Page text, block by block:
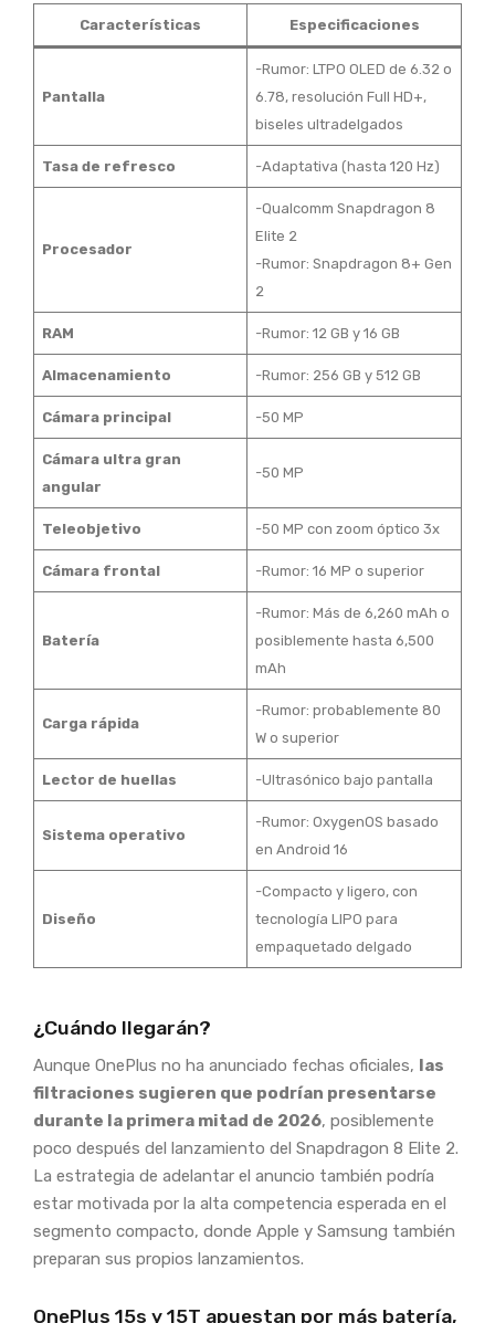
Características Especificaciones
Pantalla
-Rumor: LTPO OLED de 6.32 o
6.78, resolución Full HD+,
biseles ultradelgados
Tasa de refresco -Adaptativa (hasta 120 Hz)
Procesador
-Qualcomm Snapdragon 8
Elite 2
-Rumor: Snapdragon 8+ Gen
2
RAM -Rumor: 12 GB y 16 GB
Almacenamiento -Rumor: 256 GB y 512 GB
Cámara principal -50 MP
Cámara ultra gran
angular
-50 MP
Teleobjetivo -50 MP con zoom óptico 3x
Cámara frontal -Rumor: 16 MP o superior
Batería
-Rumor: Más de 6,260 mAh o
posiblemente hasta 6,500
mAh
Carga rápida
-Rumor: probablemente 80
W o superior
Lector de huellas -Ultrasónico bajo pantalla
Sistema operativo
-Rumor: OxygenOS basado
en Android 16
Diseño
-Compacto y ligero, con
tecnología LIPO para
empaquetado delgado
¿Cuándo llegarán?
Aunque OnePlus no ha anunciado fechas oficiales, las
filtraciones sugieren que podrían presentarse
durante la primera mitad de 2026, posiblemente
poco después del lanzamiento del Snapdragon 8 Elite 2.
La estrategia de adelantar el anuncio también podría
estar motivada por la alta competencia esperada en el
segmento compacto, donde Apple y Samsung también
preparan sus propios lanzamientos.
OnePlus 15s y 15T apuestan por más batería,